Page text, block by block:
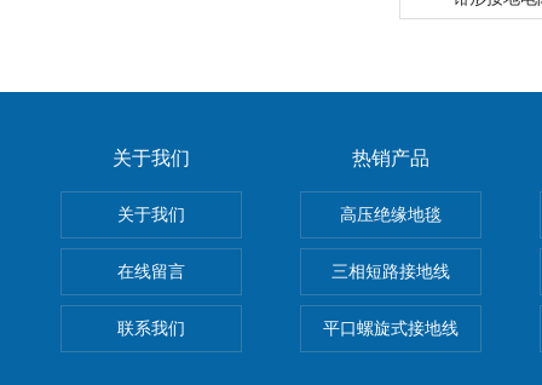
关于我们
关于我们
在线留言
联系我们
热销产品
高压绝缘地毯
三相短路接地线
平口螺旋式接地线